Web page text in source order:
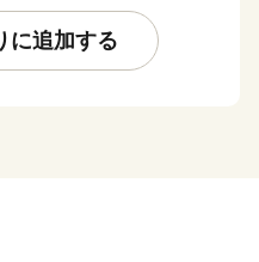
。
い、夕張は立ち上がりま
に追加する